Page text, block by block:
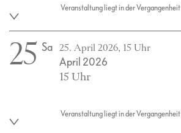
Veranstaltung liegt in der Vergangenheit
25 Sa 25. April 2026, 15 Uhr
April 2026
15 Uhr
Veranstaltung liegt in der Vergangenheit